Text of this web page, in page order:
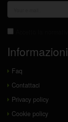
Informazioni
Faq
Contattaci
Privacy policy
Cookie policy